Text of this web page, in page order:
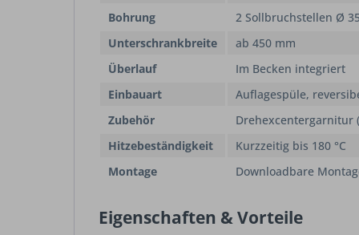
Bohrung
2 Sollbruchstellen Ø
Unterschrankbreite
ab 450 mm
Überlauf
Im Becken integriert
Einbauart
Auflagespüle,
Zubehör
Drehexcentergarnitur
Hitzebeständigkeit
Kurzzeitig bis 180 °C
Montage
Downloadbare
Eigenschaften & Vorteile